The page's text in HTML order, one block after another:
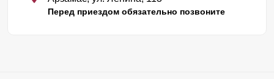
Перед приездом обязательно позвоните